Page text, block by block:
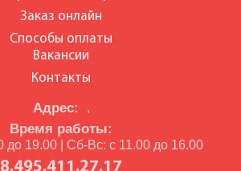
Адрес: ,
Время работы:
до 19.00 | Сб-Вс: с 11.00 до 16.00
8.495.411.27.17
Заказ онлайн
Способы оплаты
Вакансии
Контакты